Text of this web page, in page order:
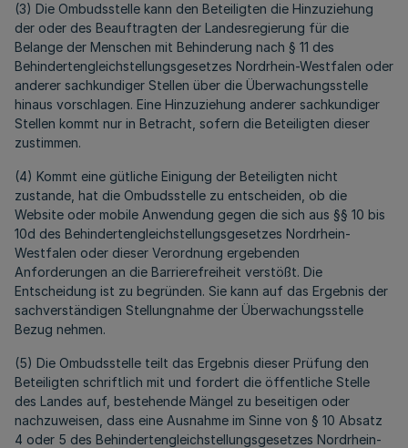
(3) Die Ombudsstelle kann den Beteiligten die Hinzuziehung
der oder des Beauftragten der Landesregierung für die
Belange der Menschen mit Behinderung nach § 11 des
Behindertengleichstellungsgesetzes Nordrhein-Westfalen oder
anderer sachkundiger Stellen über die Überwachungsstelle
hinaus vorschlagen. Eine Hinzuziehung anderer sachkundiger
Stellen kommt nur in Betracht, sofern die Beteiligten dieser
zustimmen.
(4) Kommt eine gütliche Einigung der Beteiligten nicht
zustande, hat die Ombudsstelle zu entscheiden, ob die
Website oder mobile Anwendung gegen die sich aus §§ 10 bis
10d des Behindertengleichstellungsgesetzes Nordrhein-
Westfalen oder dieser Verordnung ergebenden
Anforderungen an die Barrierefreiheit verstößt. Die
Entscheidung ist zu begründen. Sie kann auf das Ergebnis der
sachverständigen Stellungnahme der Überwachungsstelle
Bezug nehmen.
(5) Die Ombudsstelle teilt das Ergebnis dieser Prüfung den
Beteiligten schriftlich mit und fordert die öffentliche Stelle
des Landes auf, bestehende Mängel zu beseitigen oder
nachzuweisen, dass eine Ausnahme im Sinne von § 10 Absatz
4 oder 5 des Behindertengleichstellungsgesetzes Nordrhein-